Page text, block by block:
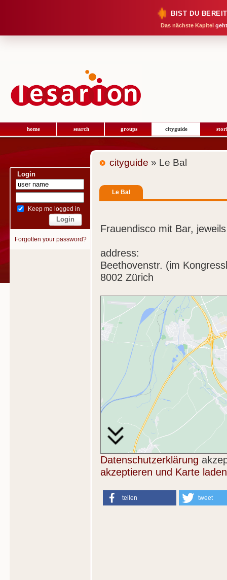
BIST DU
Das nächste Kapitel
home search groups cityguide
Login
Keep me logged in
Forgotten your password?
cityguide » Le Bal
Le Bal
Frauendisco mit Bar,
address:
Beethovenstr. (im
8002 Zürich
Datenschutzerklärung
akzeptieren und Karte laden
teilen tweet